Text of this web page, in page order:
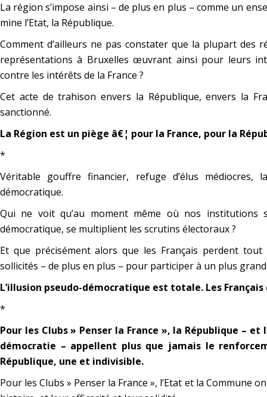
La région s’impose ainsi – de plus en plus – comme un
mine l’Etat, la République.
Comment d’ailleurs ne pas constater que la plupart des
représentations à Bruxelles œuvrant ainsi pour leurs
contre les intérêts de la France ?
Cet acte de trahison envers la République, envers la
sanctionné.
La Région est un piège â€¦ pour la France, pour la
*
Véritable gouffre financier, refuge d’élus
démocratique.
Qui ne voit qu’au moment même où nos institutions
démocratique, se multiplient les scrutins électoraux ?
Et que précisément alors que les Français perdent
sollicités – de plus en plus – pour participer à un plus
L’illusion pseudo-démocratique est totale. Les
*
Pour les Clubs » Penser la France », la République –
démocratie – appellent plus que jamais le
République, une et indivisible.
Pour les Clubs » Penser la France », l’Etat et la Commune